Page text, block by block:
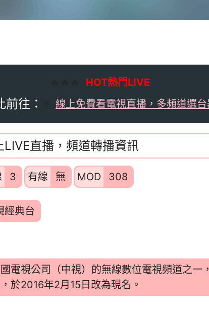
HOT熱門LIVE
前往： 線上免費看電視直播，多頻道選台
LIVE直播，頻道轉播資訊
3 有線 無 MOD 308
經典台
電視公司（中視）的無線數位電視頻道之一
於2016年2月15日改為現名。